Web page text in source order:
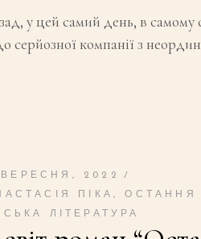
у цей самий день, в
серйозної компанії з
ВЕРЕСНЯ, 2022
ПІКА,ОСТАННЯ
ЛІТЕРАТУРА